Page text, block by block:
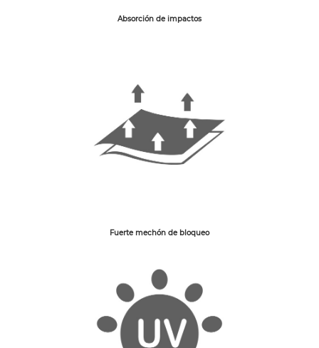
Absorción de impactos
Fuerte mechón de bloqueo